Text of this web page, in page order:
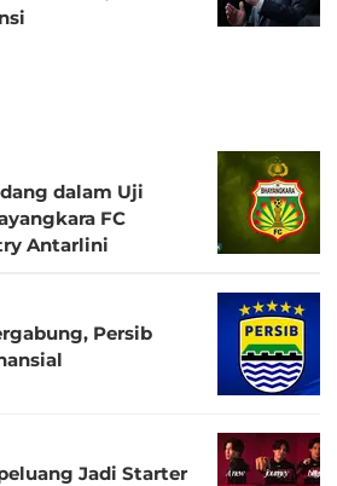
dalam Uji
FC
Antarlini
Persib
Jadi Starter